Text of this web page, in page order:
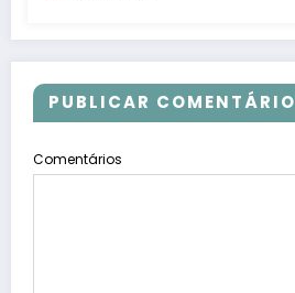
PUBLICAR COMENTÁRIO
Comentários